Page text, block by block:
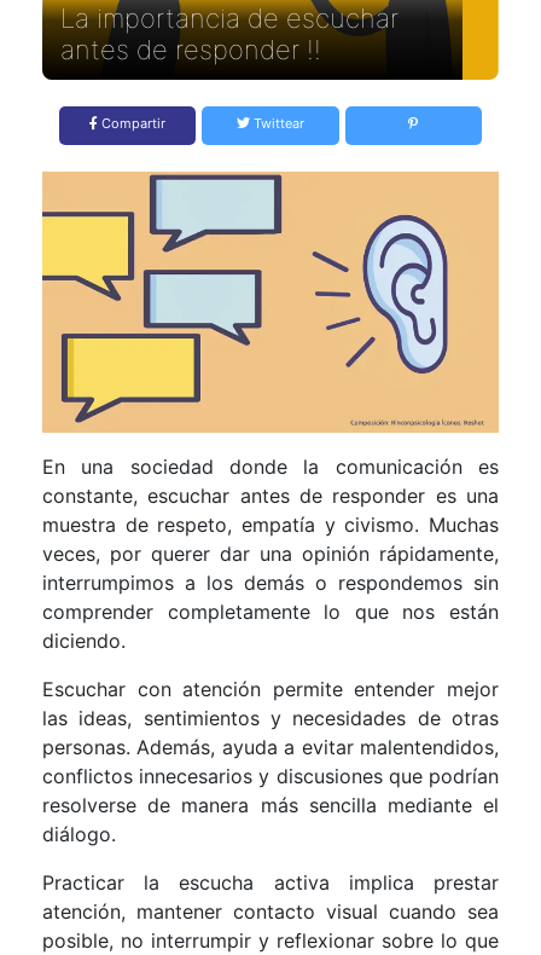
La importancia de escuchar
antes de responder !!
Compartir Twittear
En una sociedad donde la comunicación es
constante, escuchar antes de responder es una
muestra de respeto, empatía y civismo. Muchas
veces, por querer dar una opinión rápidamente,
interrumpimos a los demás o respondemos sin
comprender completamente lo que nos están
diciendo.
Escuchar con atención permite entender mejor
las ideas, sentimientos y necesidades de otras
personas. Además, ayuda a evitar malentendidos,
conflictos innecesarios y discusiones que podrían
resolverse de manera más sencilla mediante el
diálogo.
Practicar la escucha activa implica prestar
atención, mantener contacto visual cuando sea
posible, no interrumpir y reflexionar sobre lo que